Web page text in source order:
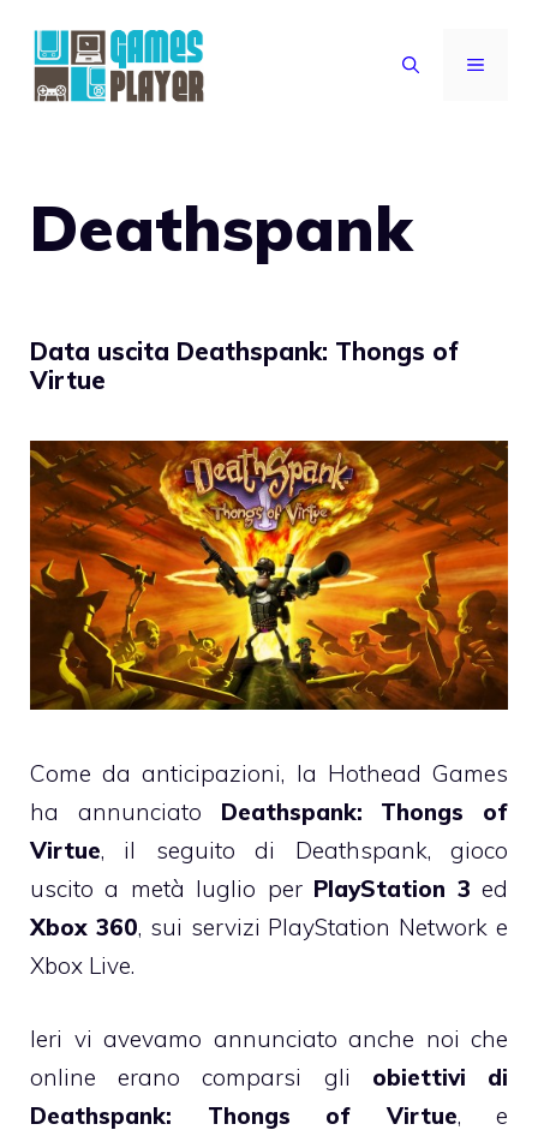
contenuto
MENU
Deathspank
Data uscita Deathspank: Thongs of
Virtue
Come da anticipazioni, la Hothead Games
ha annunciato Deathspank: Thongs of
Virtue, il seguito di Deathspank, gioco
uscito a metà luglio per PlayStation 3 ed
Xbox 360, sui servizi PlayStation Network e
Xbox Live.
Ieri vi avevamo annunciato anche noi che
online erano comparsi gli obiettivi di
Deathspank: Thongs of Virtue, e